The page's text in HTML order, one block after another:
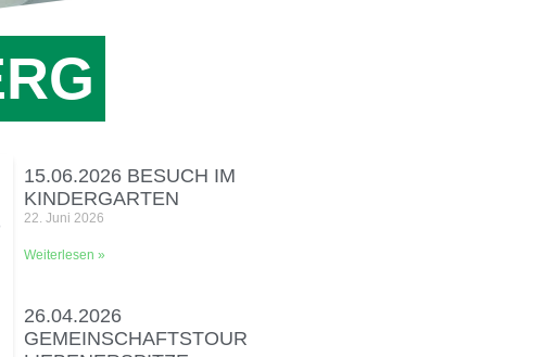
15.06.2026 BESUCH IM
KINDERGARTEN
22. Juni 2026
Weiterlesen »
26.04.2026
GEMEINSCHAFTSTOUR